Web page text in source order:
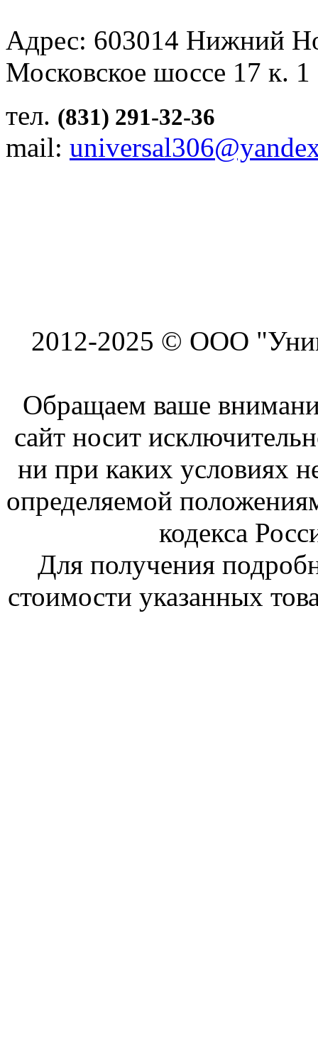
Адрес: 603014 Нижний
Московское шоссе 17 к.
тел. (831) 291-32-36
mail:
2012-2025 © ООО
Обращаем ваше
сайт носит
ни при каких условиях
определяемой
кодекса
Для получения
стоимости указанных